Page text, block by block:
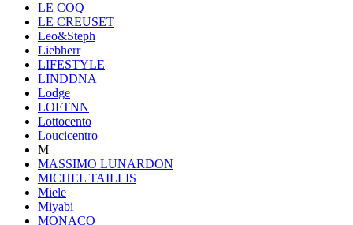
LE COQ
LE CREUSET
Leo&Steph
Liebherr
LIFESTYLE
LINDDNA
Lodge
LOFTNN
Lottocento
Loucicentro
M
MASSIMO LUNARDON
MICHEL TAILLIS
Miele
Miyabi
MONACO